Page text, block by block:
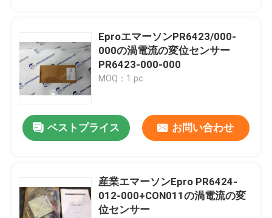
EproエマーソンPR6423/000-
000の渦電流の変位センサー
PR6423-000-000
MOQ：1 pc
ベストプライス お問い合わせ
産業エマーソンEpro PR6424-
012-000+CON011の渦電流の変
位センサー